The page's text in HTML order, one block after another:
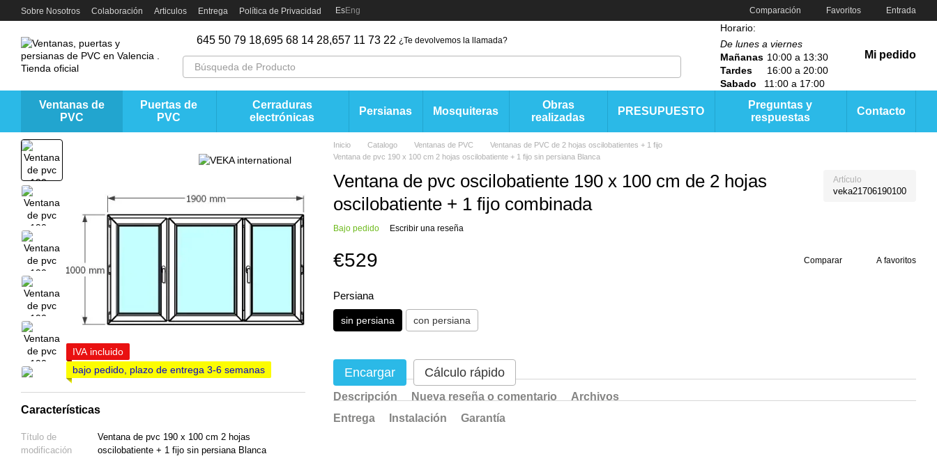
Перейти к основному контенту
Sobre Nosotros Colaboración Articulos Entrega Política de Privacidad EsEng Comparación Favoritos Entrada
645 50 79 18,695 68 14 28,657 11 73 22 ¿Te devolvemos la llamada?
Horario:
De lunes a viernes
Mañanas 10:00 a 13:30
Tardes
16:00 a 20:00
Sabado
11:00 a 17:00
Mi pedido
Ventanas de
PVC
Puertas de
PVC
Cerraduras
electrónicas
Persianas Mosquiteras
Obras
realizadas
PRESUPUESTO
Preguntas y
respuestas
Contacto
IVA incluido
bajo pedido, plazo de entrega 3-6 semanas
Características
Título de
modificación
Ventana de pvc 190 x 100 cm 2 hojas
oscilobatiente + 1 fijo sin persiana Blanca
Inicio Catalogo Ventanas de PVC
Ventanas de PVC de 2 hojas oscilobatientes + 1 fijo
Ventana de pvc 190 x 100 cm 2 hojas oscilobatiente + 1 fijo sin persiana Blanca
Ventana de pvc oscilobatiente 190 x 100 cm de 2 hojas
oscilobatiente + 1 fijo combinada
Artículo
veka21706190100
Bajo pedido Escribir una reseña
€529 Comparar A favoritos
Persiana
sin persiana con persiana
Encargar Cálculo rápido
Descripción Nueva reseña o comentario
Archivos
Entrega
Instalación Garantía